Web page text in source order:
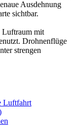
Ausdehnung
sichtbar.
Luftraum mit
Drohnenflüge
strengen
Luftfahrt